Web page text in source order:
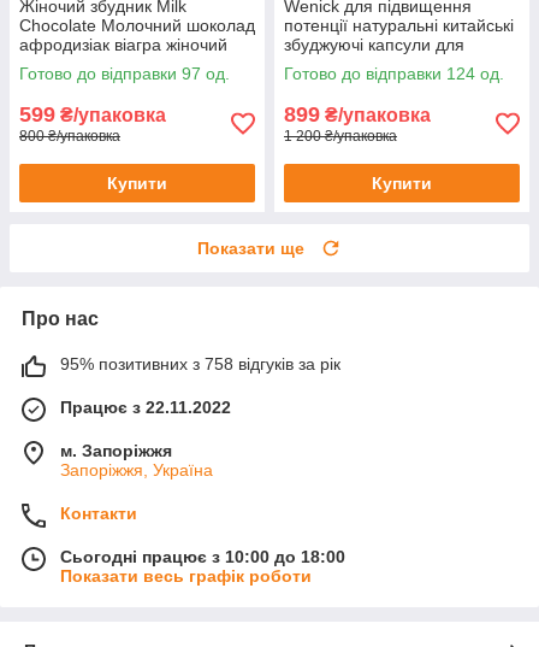
Жіночий збудник Milk
Chocolate Молочний шоколад
афродизіак віагра жіночий
напій-збудник 6 шт.
Готово до відправки 97 од.
599 ₴/упаковка
800 ₴/упаковка
Купити
Wenick для підвищення
потенції натуральні китайські
збуджуючі капсули для
чоловіків 60 шт
Готово до відправки 124 од.
899 ₴/упаковка
1 200 ₴/упаковка
Купити
Показати ще
Про нас
95% позитивних з 758 відгуків за рік
Працює з 22.11.2022
м. Запоріжжя
Запоріжжя, Україна
Контакти
Сьогодні працює з 10:00 до 18:00
Показати весь графік роботи